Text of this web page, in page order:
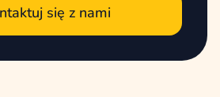
się z nami